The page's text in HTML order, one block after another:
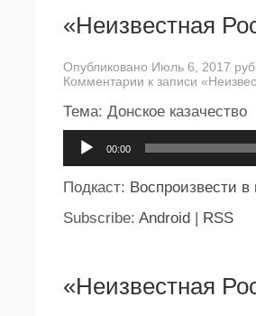
«Неизвестная
Опубликовано Июль 6, 2017
Комментарии к записи
Тема: Донское казачество
00:00
Подкаст: Воспроизвести в
Subscribe: Android | RSS
«Неизвестная